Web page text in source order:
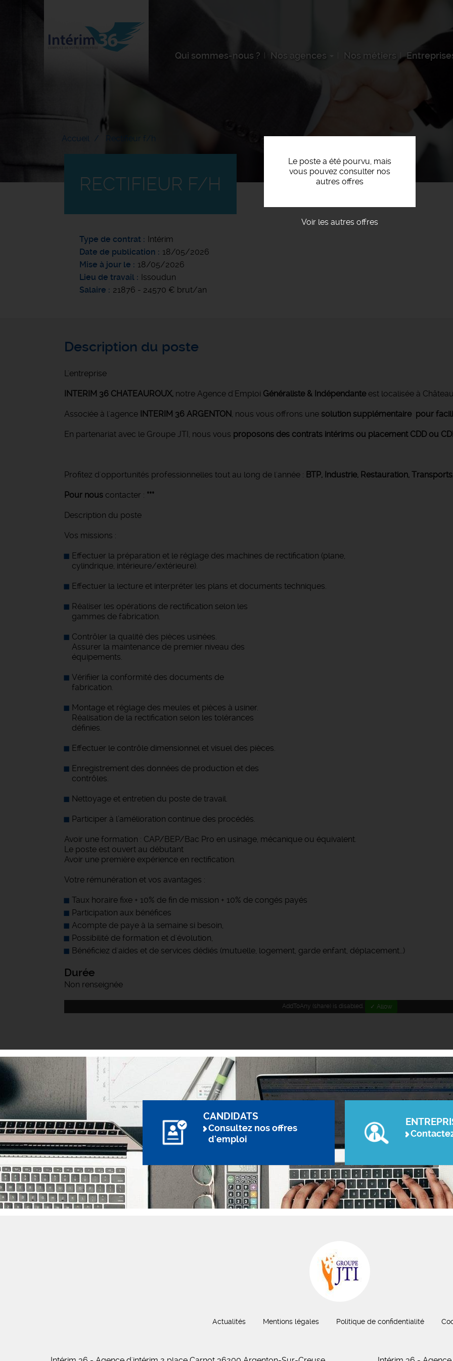
Qui sommes-nous ? Nos agences Nos métiers
Accueil Rectifieur f/h
Le poste a été pourvu, mais
vous pouvez consulter nos
autres offres
Voir les autres offres
RECTIFIEUR F/H
Type de contrat
Intérim
Date de publication
18/05/2026
Mise à jour le
18/05/2026
Lieu de travail
Issoudun
Salaire
21876 - 24570 € brut/an
Description du poste
L'entreprise
INTERIM 36 CHATEAUROUX, notre Agence d'Emploi Généraliste & Indépendante est localisée à
Associée à l'agence INTERIM 36 ARGENTON, nous vous offrons une solution supplémentaire pour
En partenariat avec le Groupe JTI, nous vous proposons des contrats intérims ou placement CDD ou
Profitez d'opportunités professionnelles tout au long de l'année : BTP, Industrie, Restauration,
Pour nous contacter : ***
Description du poste
Vos missions :
Effectuer la préparation et le réglage des machines de rectification (plane,
cylindrique, intérieure/extérieure).
Effectuer la lecture et interpréter les plans et documents techniques.
Réaliser les opérations de rectification selon les
gammes de fabrication.
Contrôler la qualité des pièces usinées.
Assurer la maintenance de premier niveau des
équipements.
Vérifiier la conformité des documents de
fabrication.
Montage et réglage des meules et pièces à usiner.
Réalisation de la rectification selon les tolérances
définies.
Effectuer le contrôle dimensionnel et visuel des pièces.
Enregistrement des données de production et des
contrôles.
Nettoyage et entretien du poste de travail.
Participer à l’amélioration continue des procédés.
Avoir une formation : CAP/BEP/Bac Pro en usinage, mécanique ou équivalent.
Le poste est ouvert au débutant
Avoir une première expérience en rectification.
Votre rémunération et vos avantages :
Taux horaire fixe + 10% de fin de mission + 10% de congés payés
Participation aux bénéfices
Acompte de paye à la semaine si besoin,
Possibilité de formation et d'évolution,
Bénéficiez d'aides et de services dédiés (mutuelle, logement, garde enfant, déplacement…)
Durée
Non renseignée
AddToAny (share) is disabled. ✓ Allow
CANDIDATS
Consultez nos offres
d'emploi
Actualités Mentions légales Politique de confidentialité